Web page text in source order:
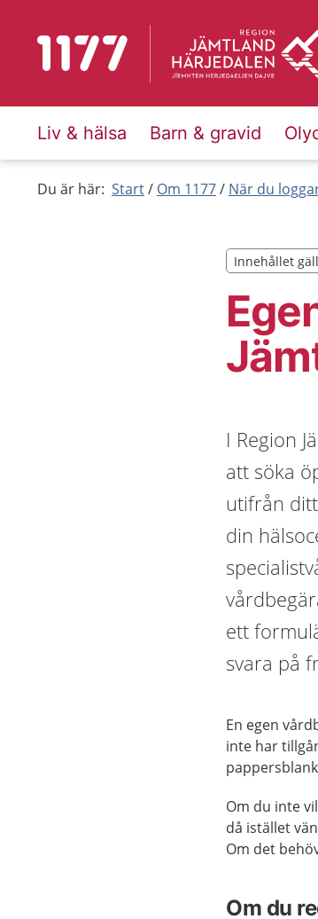
Till startsidan för 1177
Liv & hälsa Barn & gravid
Du är här: Start Om 1177 När du
Innehållet
Innehållet
I Region
att söka
utifrån
din
ett
svara på
En egen
inte har
Om du inte
då istället
Om det
Om du